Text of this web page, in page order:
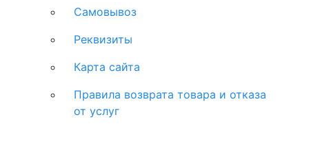
Самовывоз
Реквизиты
Карта сайта
Правила возврата товара и отказа
от услуг